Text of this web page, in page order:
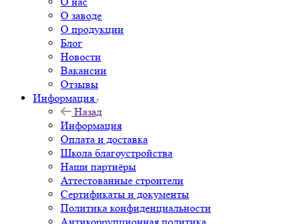
О заводе
О продукции
Блог
Новости
Вакансии
Отзывы
Информация
Назад
Информация
Оплата и доставка
Школа благоустройства
Наши партнёры
Аттестованные строители
Сертификаты и документы
Политика конфиденциальности